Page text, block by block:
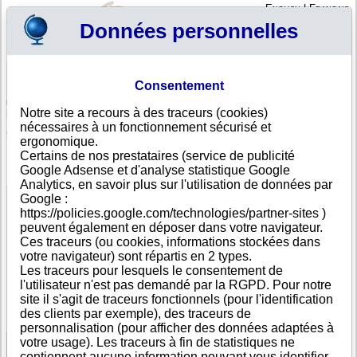
English|Français
Votre panier est vide
Angola >Toutes villes > Luanda
Costimanas Comercio Geral Importacao Exportacao
Lda, Luanda
FICHE ENTREPRISE
Dénomination
Lda
Adresse
63 r/c Rue Hojy Ya Henda
Ville
Luanda
Pays
Angola
Type
d'adresse
Adresse unique
Téléphone
+244 23-----
DUNS®
Number
36-------
Données personnelles
Consentement
Notre site a recours à des traceurs (cookies)
nécessaires à un fonctionnement sécurisé et
ergonomique.
Certains de nos prestataires (service de publicité
Google Adsense et d'analyse statistique Google
Analytics, en savoir plus sur l'utilisation de données par
Google :
https://policies.google.com/technologies/partner-sites )
peuvent également en déposer dans votre navigateur.
Ces traceurs (ou cookies, informations stockées dans
votre navigateur) sont répartis en 2 types.
Les traceurs pour lesquels le consentement de
l'utilisateur n'est pas demandé par la RGPD. Pour notre
site il s'agit de traceurs fonctionnels (pour l'identification
des clients par exemple), des traceurs de
personnalisation (pour afficher des données adaptées à
votre usage). Les traceurs à fin de statistiques ne